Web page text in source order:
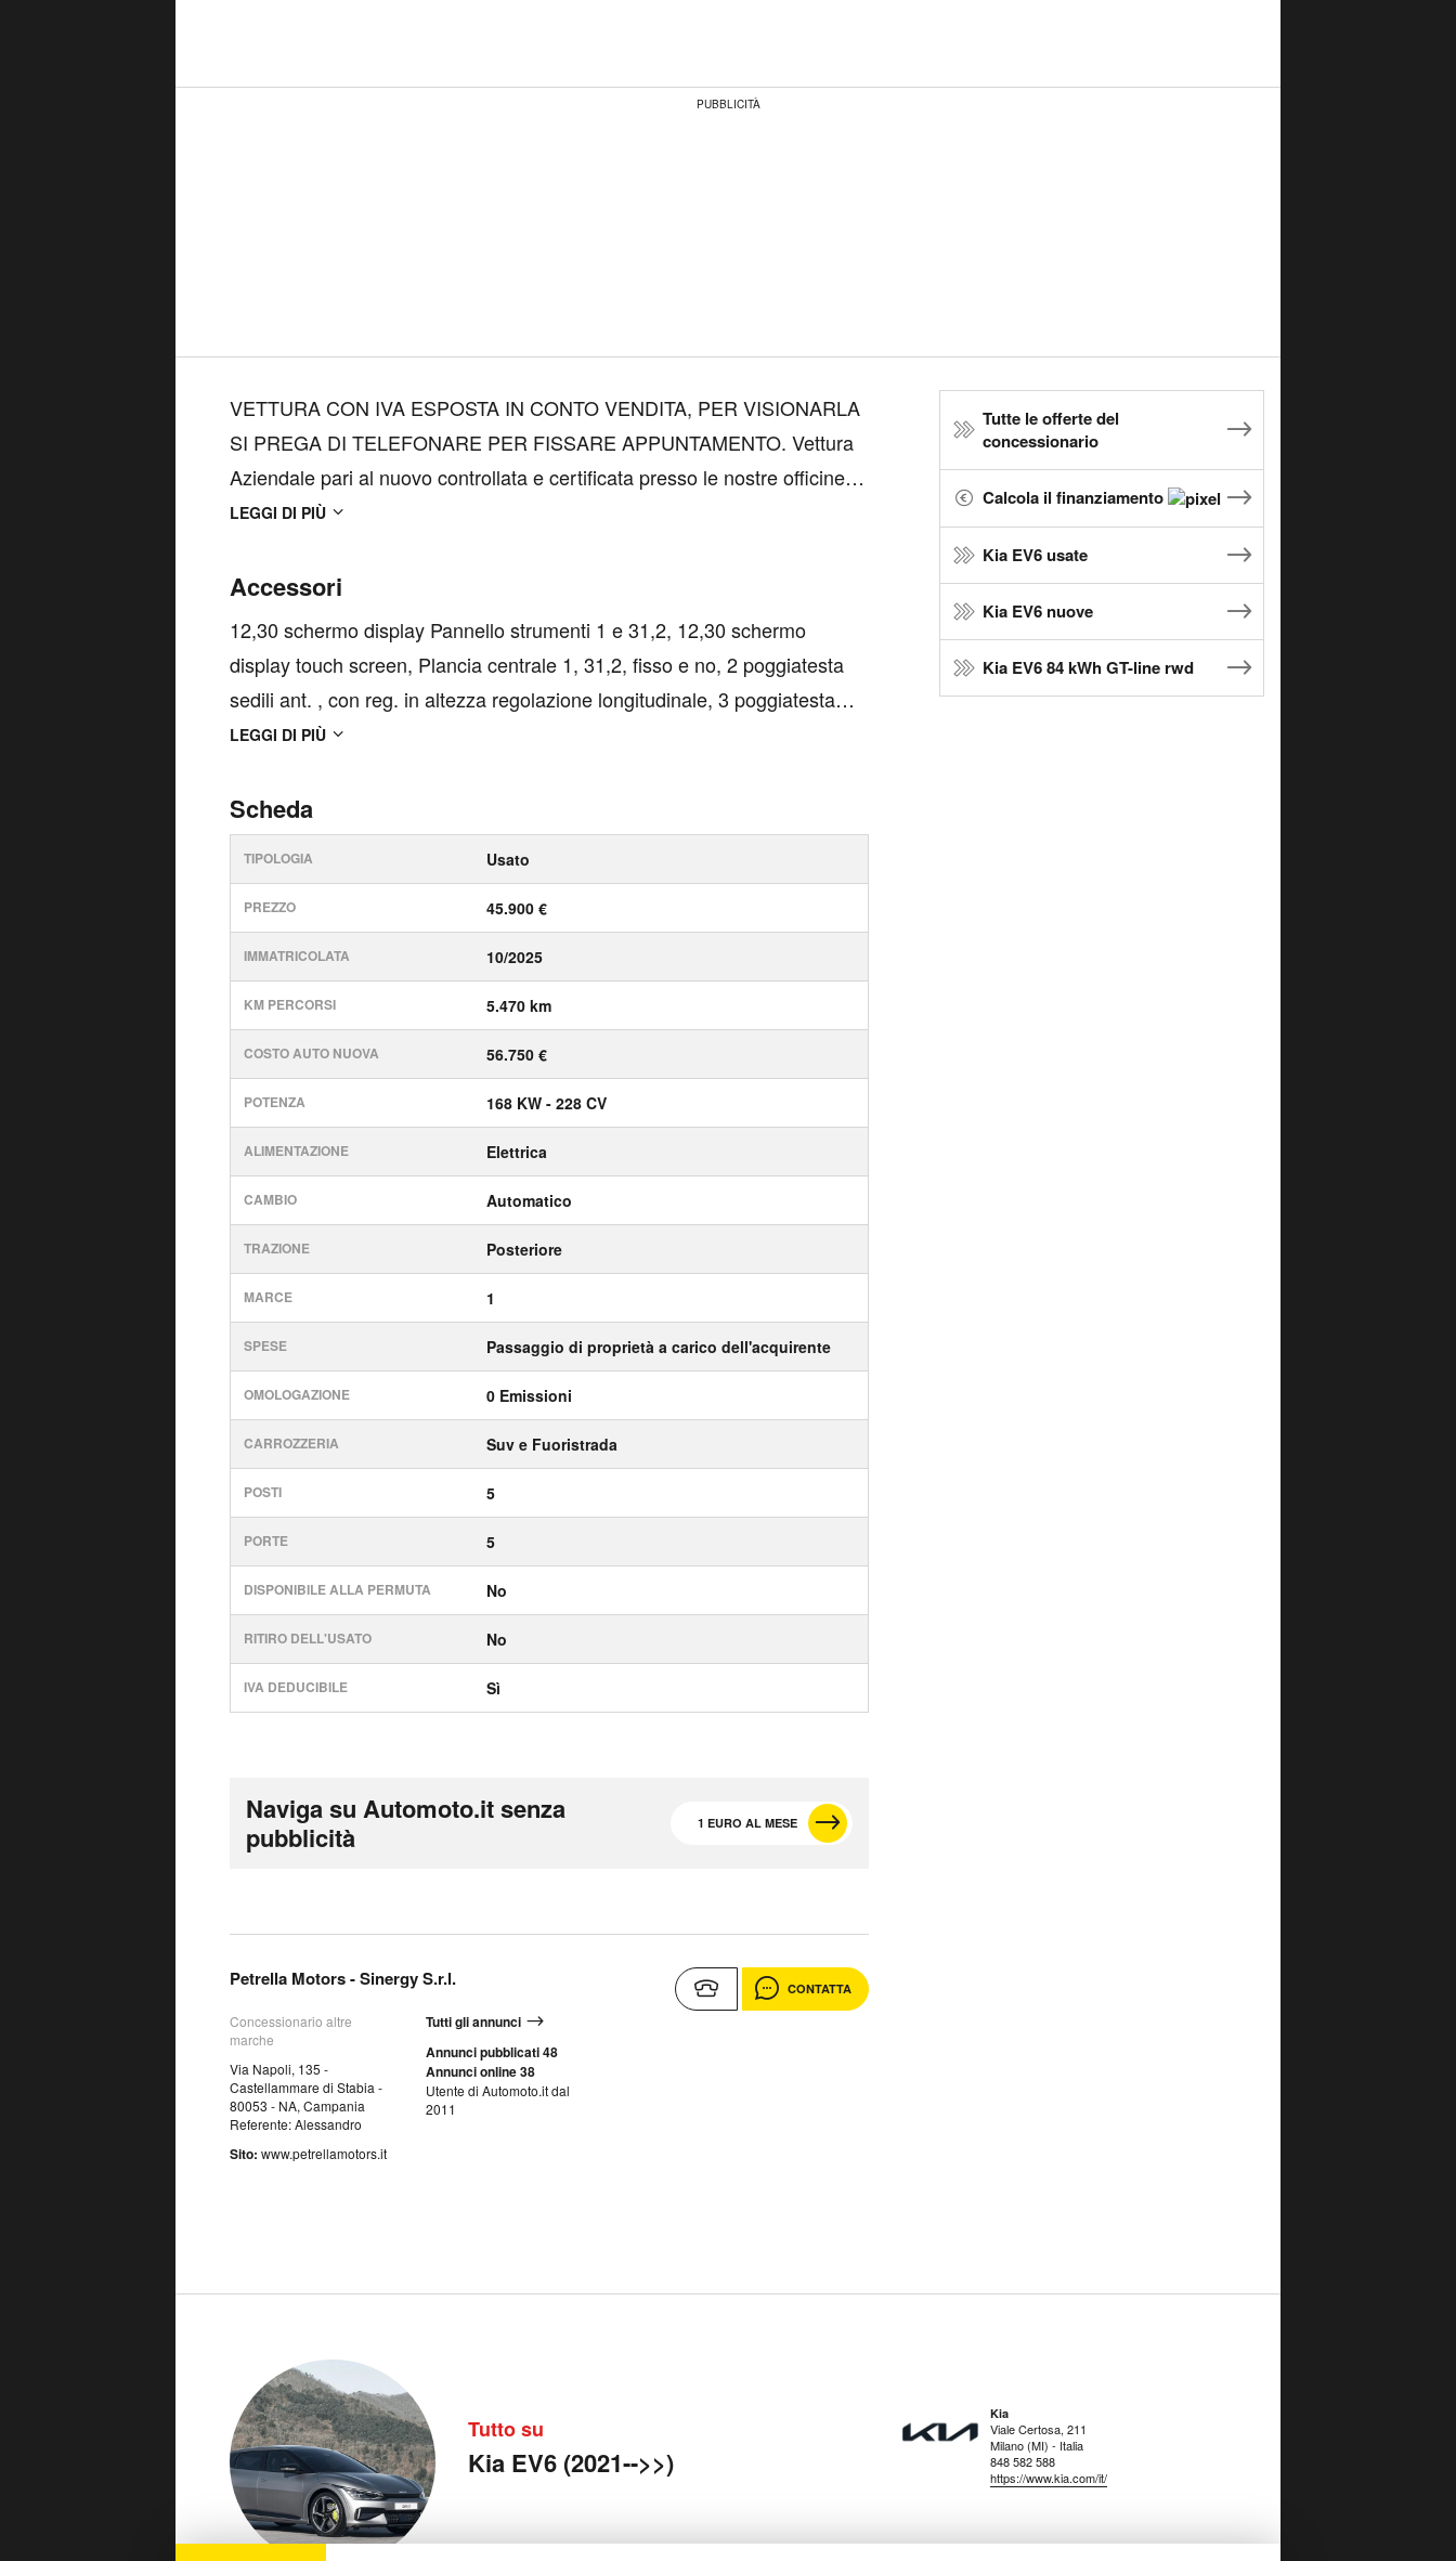
PUBBLICITÀ
VETTURA CON IVA ESPOSTA IN CONTO VENDITA, PER VISIONARLA
SI PREGA DI TELEFONARE PER FISSARE APPUNTAMENTO. Vettura
Aziendale pari al nuovo controllata e certificata presso le nostre officine
interne. Potrai visionarla e provarla presso la nostra sede. Ci troviamo a
LEGGI DI PIÙ
Accessori
12,30 schermo display Pannello strumenti 1 e 31,2, 12,30 schermo
display touch screen, Plancia centrale 1, 31,2, fisso e no, 2 poggiatesta
sedili ant. , con reg. in altezza regolazione longitudinale, 3 poggiatesta
sedili post. , con reg. in altezza, 4 freni a disco con 4 dischi ventilati, 6
LEGGI DI PIÙ
Scheda
TIPOLOGIA Usato
PREZZO 45.900 €
IMMATRICOLATA 10/2025
KM PERCORSI 5.470 km
COSTO AUTO NUOVA 56.750 €
POTENZA 168 KW - 228 CV
ALIMENTAZIONE Elettrica
CAMBIO Automatico
TRAZIONE Posteriore
MARCE 1
SPESE Passaggio di proprietà a carico dell'acquirente
OMOLOGAZIONE 0 Emissioni
CARROZZERIA Suv e Fuoristrada
POSTI 5
PORTE 5
DISPONIBILE ALLA PERMUTA No
RITIRO DELL'USATO No
IVA DEDUCIBILE Sì
Naviga su Automoto.it senza
pubblicità
1 EURO AL MESE
Petrella Motors - Sinergy S.r.l.
Concessionario altre
marche
Via Napoli, 135 -
Castellammare di Stabia -
80053 - NA, Campania
Referente: Alessandro
Sito: www.petrellamotors.it
Tutti gli annunci
Annunci pubblicati 48
Annunci online 38
Utente di Automoto.it dal
2011
CONTATTA
Tutte le offerte del
concessionario
Calcola il finanziamento
Kia EV6 usate
Kia EV6 nuove
Kia EV6 84 kWh GT-line rwd
Tutto su
Kia EV6 (2021-->>)
Kia
Viale Certosa, 211
Milano (MI) - Italia
848 582 588
https://www.kia.com/it/